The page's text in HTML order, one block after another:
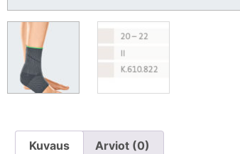
Kuvaus Arviot (0)